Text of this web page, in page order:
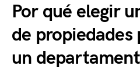
Por qué elegir
de
un